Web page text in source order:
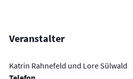
Veranstalter
Katrin Rahnefeld und Lore Sülwald